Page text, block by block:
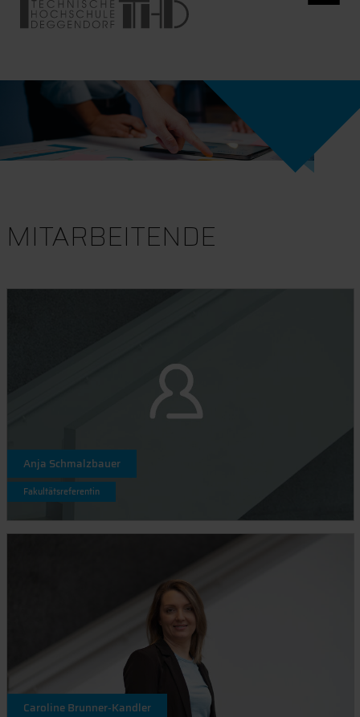
MITARBEITENDE
Anja Schmalzbauer
Fakultätsreferentin
Caroline Brunner-Kandler